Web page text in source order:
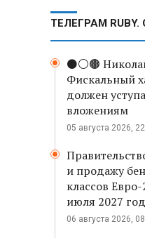
ТЕЛЕГРАМ
⚫️⚪️🟤
Фискальный
должен
вложениям
05 августа 2026,
и продажу
классов
июля 2027
06 августа 2026,